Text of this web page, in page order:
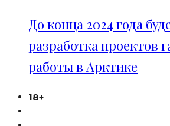
До конца 2024 года
разработка проектов
работы в Арктике
18+